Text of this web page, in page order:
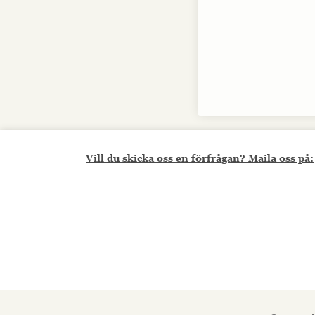
Vill du skicka oss en förfrågan? Maila oss på: